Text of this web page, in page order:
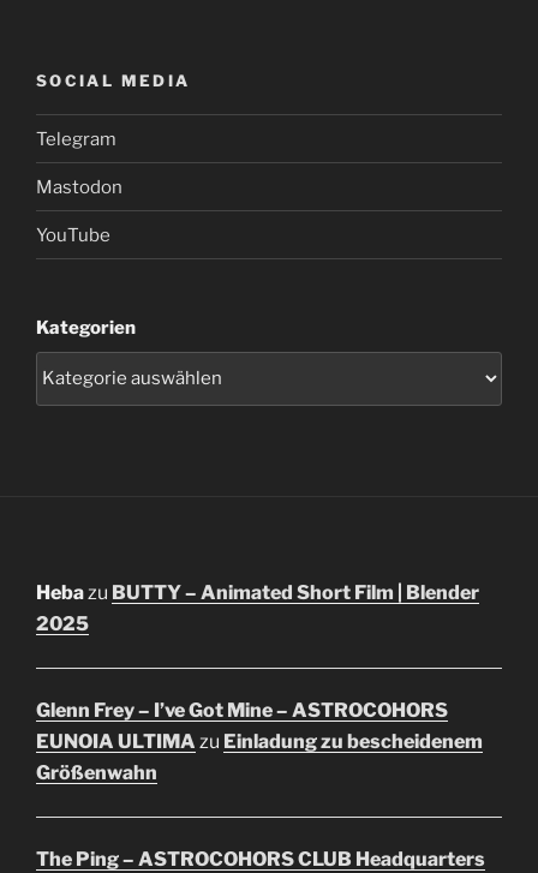
SOCIAL MEDIA
Telegram
Mastodon
YouTube
Kategorien
Hebazu BUTTY – Animated Short Film | Blender
2025
Glenn Frey – I’ve Got Mine – ASTROCOHORS
EUNOIA ULTIMA zu Einladung zu bescheidenem
Größenwahn
The Ping – ASTROCOHORS CLUB Headquarters